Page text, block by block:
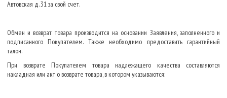
Автовская д. 31 за свой счет.
Обмен и возврат товара производится на основании Заявления, заполненного и
подписанного Покупателем. Также необходимо предоставить гарантийный
талон.
При возврате Покупателем товара надлежащего качества составляются
накладная или акт о возврате товара, в котором указываются: